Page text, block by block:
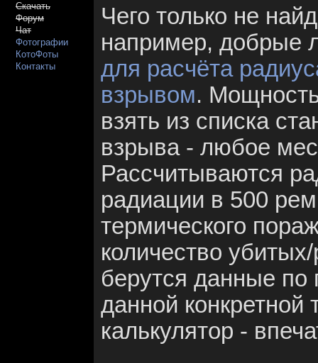
Скачать
Форум
Чат
Фотографии
КотоФоты
Контакты
Чего только не
например, добрые
для расчёта
взрывом.
взять из списка
взрыва - любое
Рассчитываются
радиации в 500
термического
количество
берутся данные по
данной конкретной
калькулятор -